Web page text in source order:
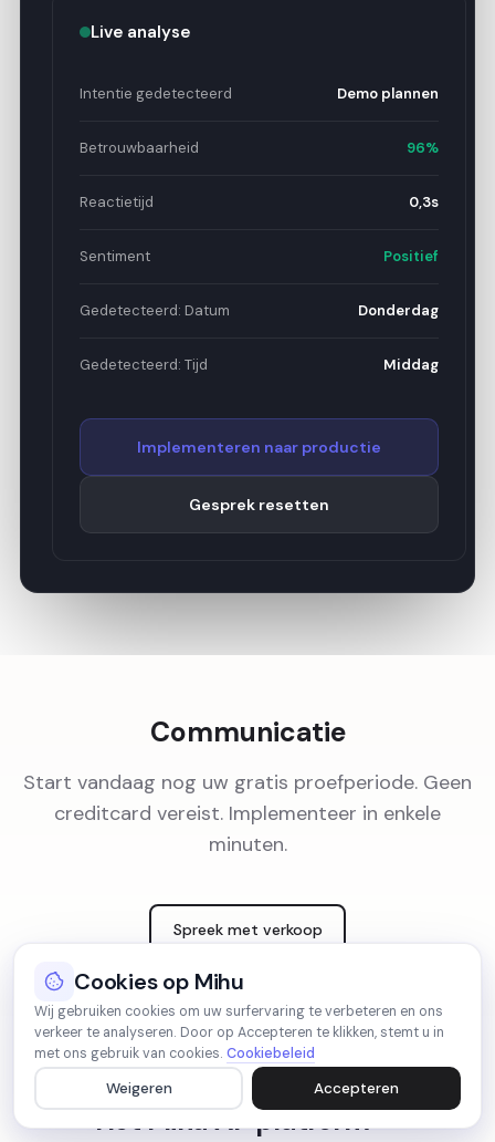
tijdstip past u het beste?
Live analyse
Intentie gedetecteerd Demo plannen
Betrouwbaarheid 96%
Reactietijd 0,3s
Sentiment Positief
Gedetecteerd: Datum Donderdag
Gedetecteerd: Tijd Middag
Implementeren naar productie
Gesprek resetten
Communicatie
Start vandaag nog uw gratis proefperiode. Geen
creditcard vereist. Implementeer in enkele
minuten.
Spreek met verkoop
Veelgestelde vragen
Het Mihu AI-platform —
Cookies op Mihu
Wij gebruiken cookies om uw surfervaring te verbeteren en ons
verkeer te analyseren. Door op Accepteren te klikken, stemt u in
met ons gebruik van cookies. Cookiebeleid
Weigeren Accepteren